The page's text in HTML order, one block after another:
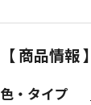
【 商品情報 】
色・タイプ